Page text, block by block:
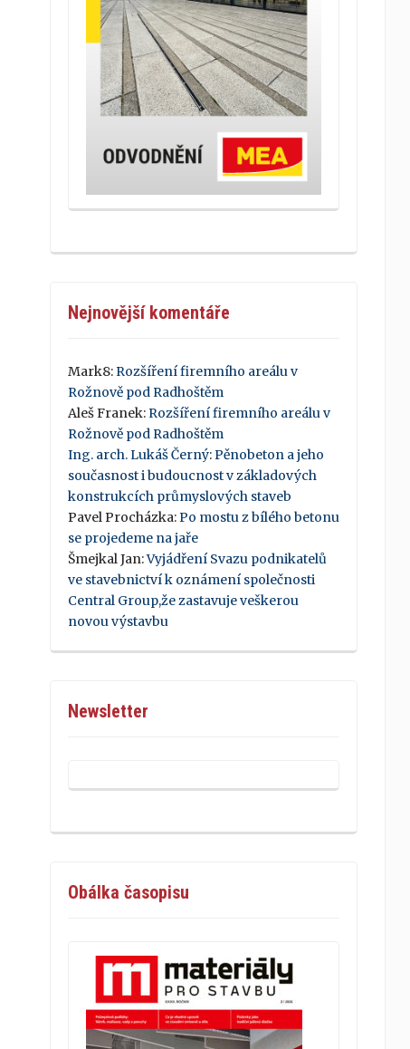
Nejnovější komentáře
Mark8:Rozšíření firemního areálu v
Rožnově pod Radhoštěm
Aleš Franek:Rozšíření firemního areálu v
Rožnově pod Radhoštěm
Ing. arch. Lukáš Černý:Pěnobeton a jeho
současnost i budoucnost v základových
konstrukcích průmyslových staveb
Pavel Procházka:Po mostu z bílého betonu
se projedeme na jaře
Šmejkal Jan:Vyjádření Svazu podnikatelů
ve stavebnictví k oznámení společnosti
Central Group,že zastavuje veškerou
novou výstavbu
Newsletter
Obálka časopisu